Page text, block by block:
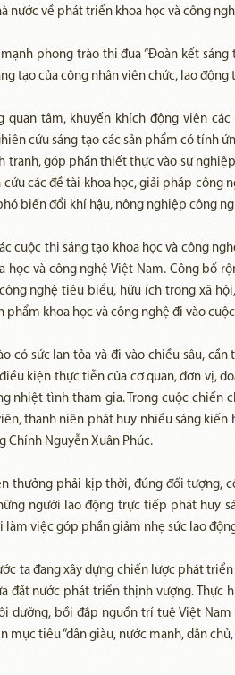
nước về phát triển khoa học và công
phong trào thi đua “Ðoàn kết
tạo của công nhân viên chức, lao
quan tâm, khuyến khích động viên
cứu sáng tạo các sản phẩm có tính
tranh, góp phần thiết thực vào sự
các đề tài khoa học, giải pháp công
biến đổi khí hậu, nông nghiệp công
cuộc thi sáng tạo khoa học và công
học và công nghệ Việt Nam. Công bố
nghệ tiêu biểu, hữu ích trong xã
phẩm khoa học và công nghệ đi vào
có sức lan tỏa và đi vào chiều sâu,
kiện thực tiễn của cơ quan, đơn vị,
nhiệt tình tham gia. Trong cuộc chiến
thanh niên phát huy nhiều sáng
Chính Nguyễn Xuân Phúc.
thưởng phải kịp thời, đúng đối tượng,
người lao động trực tiếp phát huy
làm việc góp phần giảm nhẹ sức lao
ta đang xây dựng chiến lược phát
đất nước phát triển thịnh vượng. Thực
dưỡng, bồi đắp nguồn trí tuệ Việt
mục tiêu “dân giàu, nước mạnh, dân